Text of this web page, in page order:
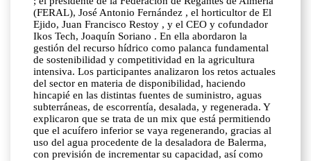
(FERAL), José Antonio Fernández , el horticultor de El
Ejido, Juan Francisco Restoy , y el CEO y cofundador
Ikos Tech, Joaquín Soriano . En ella abordaron la
gestión del recurso hídrico como palanca fundamental
de sostenibilidad y competitividad en la agricultura
intensiva. Los participantes analizaron los retos actuales
del sector en materia de disponibilidad, haciendo
hincapié en las distintas fuentes de suministro, aguas
subterráneas, de escorrentía, desalada, y regenerada. Y
explicaron que se trata de un mix que está permitiendo
que el acuífero inferior se vaya regenerando, gracias al
uso del agua procedente de la desaladora de Balerma,
con previsión de incrementar su capacidad, así como